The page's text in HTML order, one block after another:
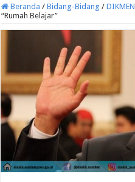
Beranda / Bidang-Bidang / DIKMEN
“Rumah Belajar”